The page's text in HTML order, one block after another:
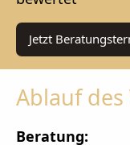
Jetzt
Ablauf
Beratung: